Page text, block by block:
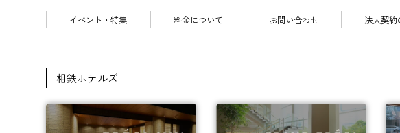
イベント・特集 料金について お問い合わせ 法人契約
相鉄ホテルズ